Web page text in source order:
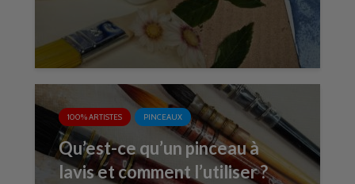
100% ARTISTES PINCEAUX
Qu’est-ce qu’un pinceau à
lavis et comment l’utiliser ?